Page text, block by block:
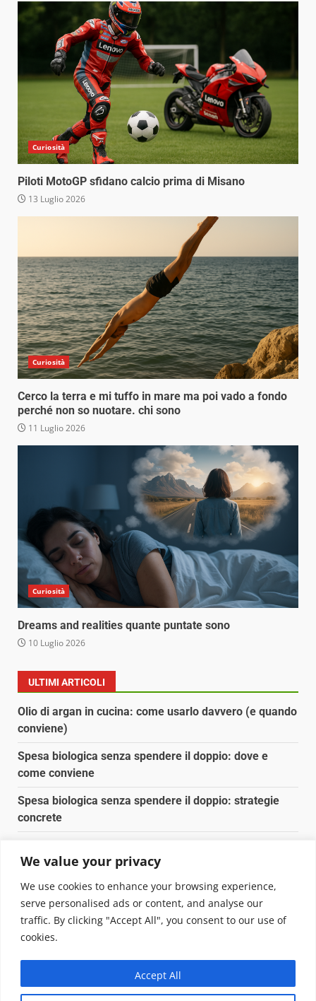
We value your privacy
We use cookies to enhance your browsing experience,
serve personalised ads or content, and analyse our
traffic. By clicking "Accept All", you consent to our use of
cookies.
Accept All
Curiosità
Piloti MotoGP sfidano calcio prima di Misano
13 Luglio 2026
Curiosità
Cerco la terra e mi tuffo in mare ma poi vado a fondo
perché non so nuotare. chi sono
11 Luglio 2026
Curiosità
Dreams and realities quante puntate sono
10 Luglio 2026
ULTIMI ARTICOLI
Olio di argan in cucina: come usarlo davvero (e quando
conviene)
Spesa biologica senza spendere il doppio: dove e
come conviene
Spesa biologica senza spendere il doppio: strategie
concrete
Pulizia naturale della casa: 3 ingredienti che
sostituiscono 10 prodotti chimici
Copyright © 2025 Biopianeta.it proprietà di Jws Media
Questo blog non è una testata giornalistica, in quanto
viene aggiornato senza alcuna periodicità. Non può